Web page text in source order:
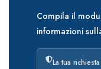
Compila il
informazioni
La tua